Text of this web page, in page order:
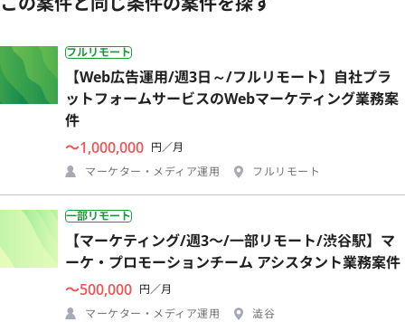
フルリモート
【Web広告運用/週3日～/フルリモート】自社プラ
ットフォームサービスのWebマーケティング業務案
件
〜1,000,000 円／月
マーケター・メディア運用
フルリモート
一部リモート
【マーケティング/週3〜/一部リモート/渋谷駅】マ
ーケ・プロモーションチーム アシスタント業務案件
〜500,000 円／月
マーケター・メディア運用
澁谷